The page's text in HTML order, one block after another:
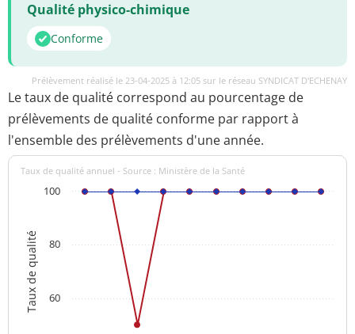
Qualité physico-chimique
Conforme
Prélèvement réalisé le 23-04-2025 à 12:05 sur le réseau SYNDICAT D'ECHENAY
Le taux de qualité correspond au pourcentage de
prélèvements de qualité conforme par rapport à
l'ensemble des prélèvements d'une année.
Taux de qualité
Taux de qualité annuel - Source : Ministère de la Santé
60
80
100